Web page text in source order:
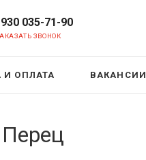
035-71-90
ЗВОНОК
И ОПЛАТА ВАКАНСИИ